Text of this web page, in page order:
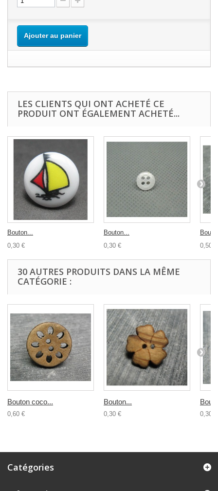
Ajouter au panier
LES CLIENTS QUI ONT ACHETÉ CE
PRODUIT ONT ÉGALEMENT ACHETÉ...
Bouton...
0,30 €
Bouton...
0,30 €
0,50 €
30 AUTRES PRODUITS DANS LA MÊME
CATÉGORIE :
Bouton coco...
0,60 €
Bouton...
0,30 € 0,30 €
Catégories